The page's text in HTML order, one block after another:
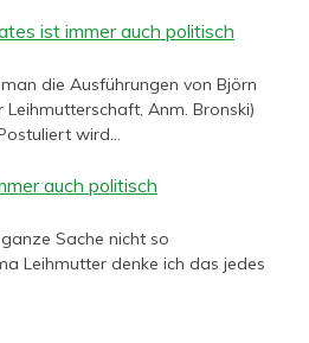
ist immer auch politisch
die Ausführungen von Björn
Anm. Bronski)
wird…
auch politisch
Sache nicht so
Leihmutter denke ich das jedes